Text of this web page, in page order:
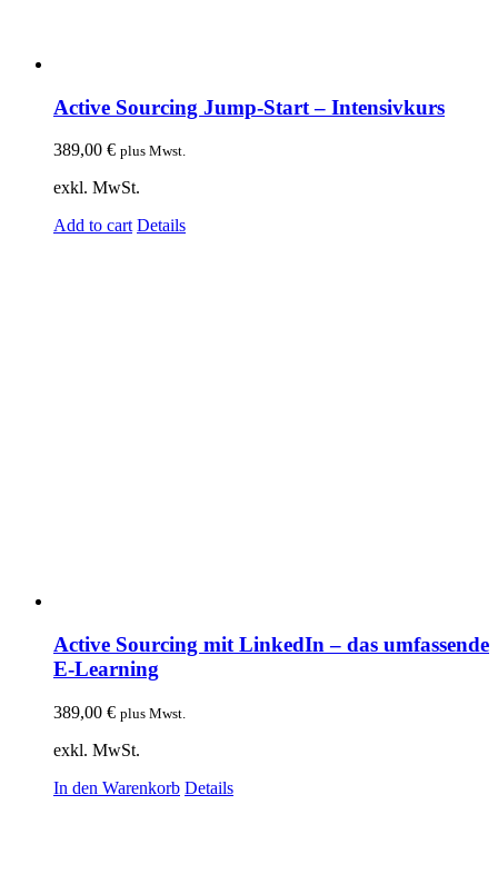
Active Sourcing Jump-Start – Intensivkurs
389,00 € plus Mwst.
exkl. MwSt.
Add to cart Details
Active Sourcing mit LinkedIn – das umfassende
E-Learning
389,00 € plus Mwst.
exkl. MwSt.
In den Warenkorb Details